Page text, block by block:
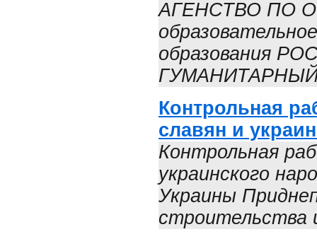
АГЕНСТВО ПО
образования
Контрольная
славян и
Контрольная
украинского
Украины
строительства